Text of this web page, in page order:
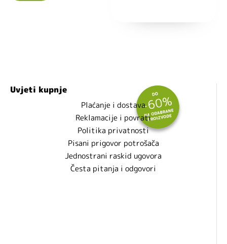
Uvjeti kupnje
Plaćanje i dostava
Reklamacije i povrati
Politika privatnosti
Pisani prigovor potrošača
Jednostrani raskid ugovora
Česta pitanja i odgovori